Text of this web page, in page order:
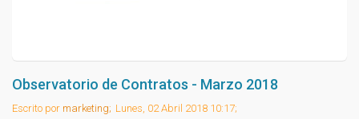
Observatorio de Contratos - Marzo 2018
Escrito por marketing; Lunes, 02 Abril 2018 10:17;